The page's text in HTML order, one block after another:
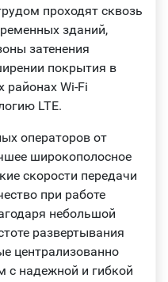
проходят сквозь
зданий,
затенения
покрытия в
районах Wi-Fi
LTE.
операторов от
широкополосное
скорости передачи
при работе
небольшой
развертывания
централизованно
с надежной и гибкой